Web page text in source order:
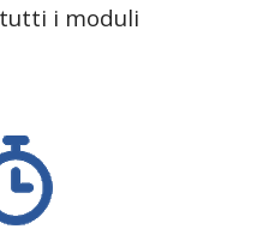
i moduli